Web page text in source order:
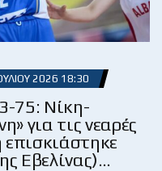
2026 18:30
75: Νίκη-
για τις νεαρές
επισκιάστηκε
Εβελίνας)…